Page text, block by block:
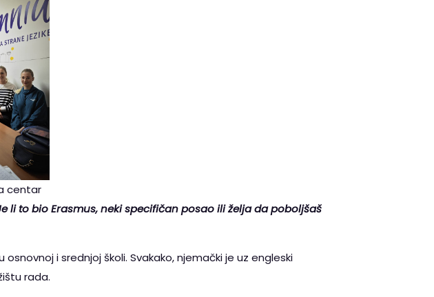
centar
li to bio Erasmus, neki specifičan posao ili želja da poboljšaš
i srednjoj školi. Svakako, njemački je uz engleski
rada.